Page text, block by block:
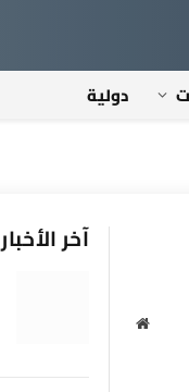
دولية
موقع
آخر الأخبار